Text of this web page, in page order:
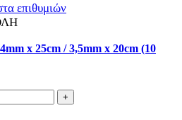
επιθυμιών
x 25cm / 3,5mm x 20cm (10
+